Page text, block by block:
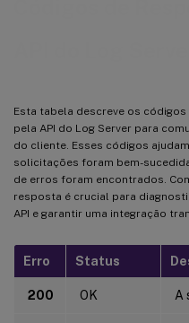
Esta tabela descreve os
pela API do Log Server para
do cliente. Esses códigos
solicitações foram bem-
de erros foram encontrados.
resposta é crucial para
API e garantir uma integração
Erro Status
200 OK A